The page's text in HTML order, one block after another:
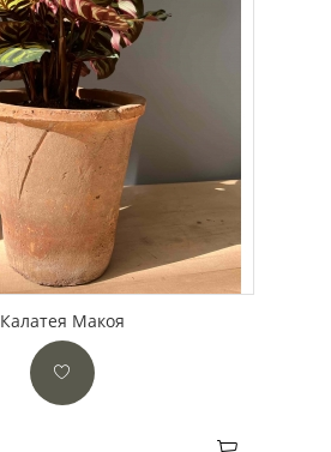
Калатея Макоя